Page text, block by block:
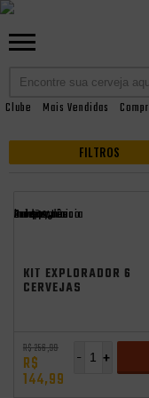
Clube Mais Vendidas
KITS E PACKS KITS
FILTROS
Promocoes
Aniversario
Saldão Junino
independência
- 44%
KIT EXPLORADOR 6
CERVEJAS
R$ 256,99
R$
144,99
+
-